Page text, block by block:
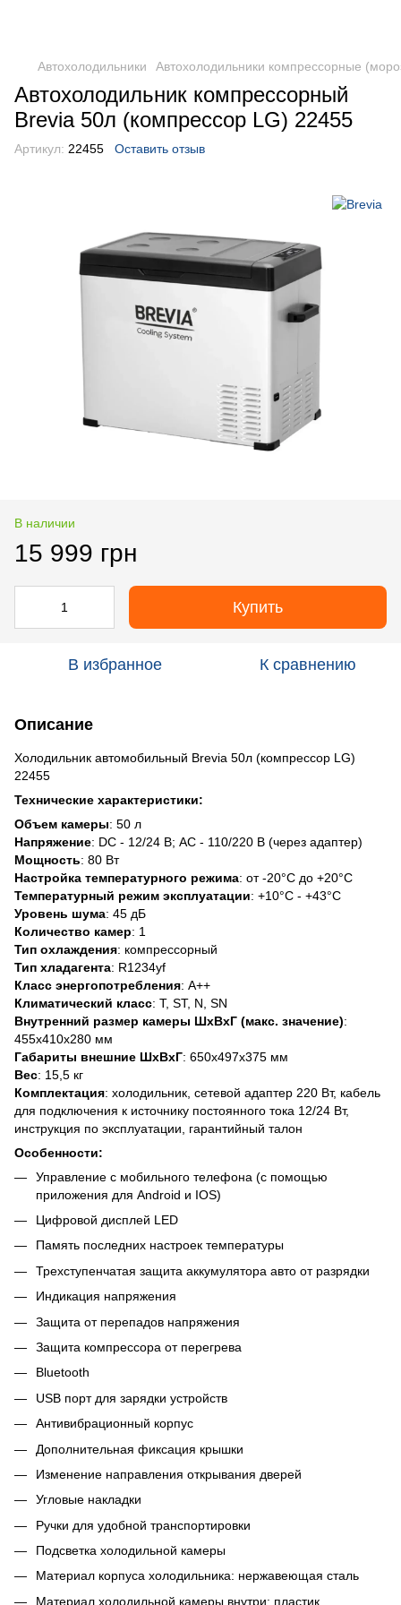
Автохолодильники Автохолодильники компрессорные
Автохолодильник компрессорный
Brevia 50л (компрессор LG) 22455
Артикул: 22455 Оставить отзыв
В наличии
15 999 грн
Купить
В избранное К сравнению
Описание
Холодильник автомобильный Brevia 50л (компрессор LG)
22455
Технические характеристики:
Объем камеры: 50 л
Напряжение: DC - 12/24 В; AC - 110/220 В (через адаптер)
Мощность: 80 Вт
Настройка температурного режима: от -20°C до +20°C
Температурный режим эксплуатации: +10°C - +43°C
Уровень шума: 45 дБ
Количество камер: 1
Тип охлаждения: компрессорный
Тип хладагента: R1234yf
Класс энергопотребления: А++
Климатический класс: T, ST, N, SN
Внутренний размер камеры ШхВхГ (макс. значение):
455х410х280 мм
Габариты внешние ШхВхГ: 650x497x375 мм
Вес: 15,5 кг
Комплектация: холодильник, сетевой адаптер 220 Вт, кабель
для подключения к источнику постоянного тока 12/24 Вт,
инструкция по эксплуатации, гарантийный талон
Особенности:
Управление с мобильного телефона (с помощью
приложения для Android и IOS)
Цифровой дисплей LED
Память последних настроек температуры
Трехступенчатая защита аккумулятора авто от разрядки
Индикация напряжения
Защита от перепадов напряжения
Защита компрессора от перегрева
Bluetooth
USB порт для зарядки устройств
Антивибрационный корпус
Дополнительная фиксация крышки
Изменение направления открывания дверей
Угловые накладки
Ручки для удобной транспортировки
Подсветка холодильной камеры
Материал корпуса холодильника: нержавеющая сталь
Материал холодильной камеры внутри: пластик